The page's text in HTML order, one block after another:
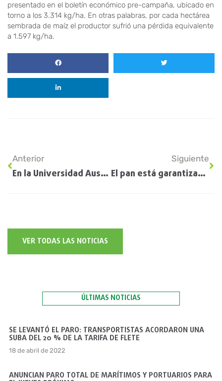
presentado en el boletín económico pre-campaña, ubicado en
torno a los 3.314 kg/ha. En otras palabras, por cada hectárea
sembrada de maíz el productor sufrió una pérdida equivalente
a 1.597 kg/ha.
Anterior
En la Universidad Austral indican que la mitad de los productores ignora lo que es el bono de carbono
Siguiente
El pan está garantizado: pese al derrumbe de la cosecha, la molienda de trigo está en alza
VER TODAS LAS NOTICIAS
ÚLTIMAS NOTICIAS
SE LEVANTÓ EL PARO: TRANSPORTISTAS ACORDARON UNA
SUBA DEL 20 % DE LA TARIFA DE FLETE
18 de abril de 2022
ANUNCIAN PARO TOTAL DE MARÍTIMOS Y PORTUARIOS PARA